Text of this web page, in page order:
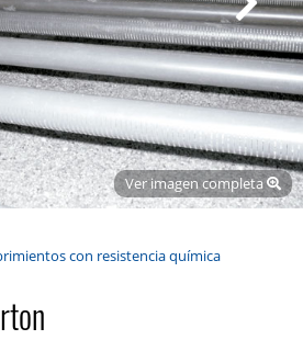
Ver imagen completa
Ver imagen completa
con resistencia química